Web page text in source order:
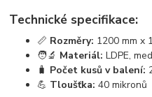
Technické specifikace:
📏 Rozměry: 1200 mm x
🧑‍🔬 Materiál: LDPE,
🧳 Počet kusů v balení:
💪 Tloušťka: 40 mikronů